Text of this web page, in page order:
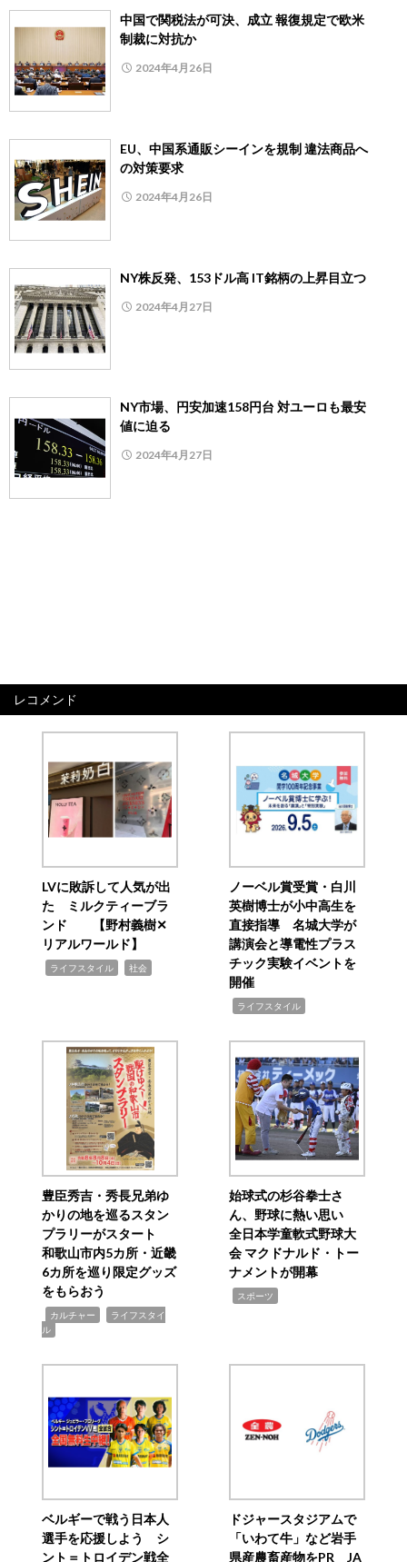
中国で関税法が可決、成立 報復規定で欧米
制裁に対抗か
2024年4月26日
EU、中国系通販シーインを規制 違法商品へ
の対策要求
2024年4月26日
NY株反発、153ドル高 IT銘柄の上昇目立つ
2024年4月27日
NY市場、円安加速158円台 対ユーロも最安
値に迫る
2024年4月27日
レコメンド
LVに敗訴して人気が出
た ミルクティーブラ
ンド 【野村義樹✕
リアルワールド】
ライフスタイル 社会
ノーベル賞受賞・白川
英樹博士が小中高生を
直接指導 名城大学が
講演会と導電性プラス
チック実験イベントを
開催
ライフスタイル
豊臣秀吉・秀長兄弟ゆ
かりの地を巡るスタン
プラリーがスタート
和歌山市内5カ所・近畿
6カ所を巡り限定グッズ
をもらおう
カルチャー
ライフスタイ
ル
始球式の杉谷拳士さ
ん、野球に熱い思い
全日本学童軟式野球大
会 マクドナルド・トー
ナメントが開幕
スポーツ
ベルギーで戦う日本人
選手を応援しよう シ
ント＝トロイデン戦全
ドジャースタジアムで
「いわて牛」など岩手
県産農畜産物をPR JA